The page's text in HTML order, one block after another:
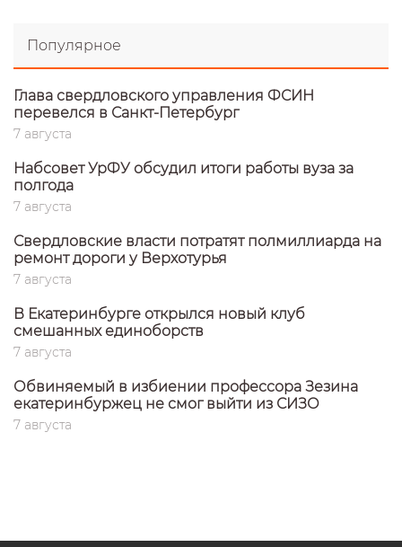
Популярное
Глава свердловского управления ФСИН
перевелся в Санкт-Петербург
7 августа
Набсовет УрФУ обсудил итоги работы вуза за
полгода
7 августа
Свердловские власти потратят полмиллиарда на
ремонт дороги у Верхотурья
7 августа
В Екатеринбурге открылся новый клуб
смешанных единоборств
7 августа
Обвиняемый в избиении профессора Зезина
екатеринбуржец не смог выйти из СИЗО
7 августа